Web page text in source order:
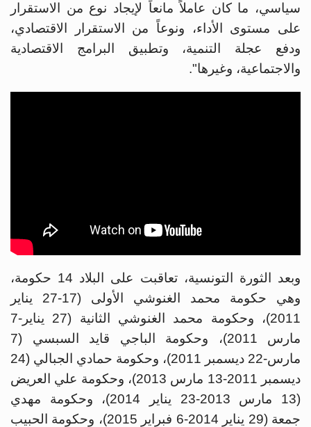
سياسي، ما كان عاملاً مانعاً لإيجاد نوع من الاستقرار
على مستوى الأداء، ونوعاً من الاستقرار الاقتصادي،
ودفع عجلة التنمية، وتطبيق البرامج الاقتصادية
والاجتماعية، وغيرها".
وبعد الثورة التونسية، تعاقبت على البلاد 14 حكومة،
وهي حكومة محمد الغنوشي الأولى (17-27 يناير
2011)، وحكومة محمد الغنوشي الثانية (27 يناير-7
مارس 2011)، وحكومة الباجي قايد السبسي (7
مارس-22 ديسمبر 2011)، وحكومة حمادي الجبالي (24
ديسمبر 2011-13 مارس 2013)، وحكومة علي العريض
(13 مارس 2013-23 يناير 2014)، وحكومة مهدي
جمعة (29 يناير 2014-6 فبراير 2015)، وحكومة الحبيب